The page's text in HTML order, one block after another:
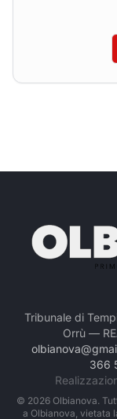
Tribunale di
Orrù —
366
© 2026Olbianova.
a Olbianova, vietata